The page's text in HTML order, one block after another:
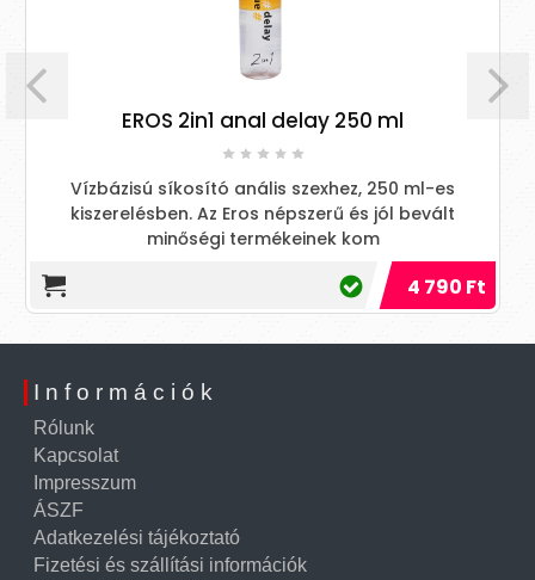
2in1 anal delay 250 ml
síkosító anális szexhez, 250 ml-es
Az Eros népszerű és jól bevált
minőségi termékeinek kom
4 790 Ft
Relax 100%
Hűsítő,
Információk
Rólunk
Kapcsolat
Impresszum
ÁSZF
Adatkezelési tájékoztató
Fizetési és szállítási információk